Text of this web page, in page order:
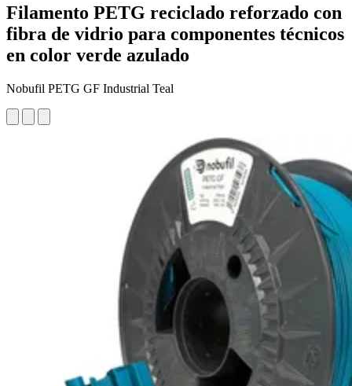
Filamento PETG reciclado reforzado con
fibra de vidrio para componentes técnicos
en color verde azulado
Nobufil PETG GF Industrial Teal